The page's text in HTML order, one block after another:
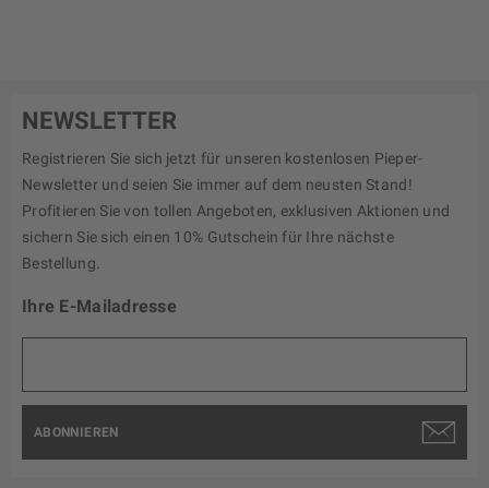
NEWSLETTER
Registrieren Sie sich jetzt für unseren kostenlosen Pieper-
Newsletter und seien Sie immer auf dem neusten Stand!
Profitieren Sie von tollen Angeboten, exklusiven Aktionen und
sichern Sie sich einen 10% Gutschein für Ihre nächste
Bestellung.
Ihre E-Mailadresse
ABONNIEREN